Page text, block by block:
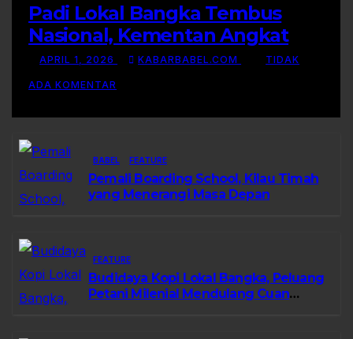
Padi Lokal Bangka Tembus
Nasional, Kementan Angkat
Kisah Sukses Pelepasan
Varietas
APRIL 1, 2026 KABARBABEL.COM TIDAK
ADA KOMENTAR
BABEL FEATURE
Pemali Boarding School, Kilau Timah
yang Menerangi Masa Depan
FEATURE
Budidaya Kopi Lokal Bangka, Peluang
Petani Milenial Mendulang Cuan